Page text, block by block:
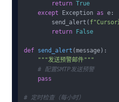
return True
except Exception as e:
        send_alert(
f"Cursor
return
False
def send_alert (message):
"""发送预警邮件"""
# 配置SMTP发送预警
pass
# 定时检查（每小时）